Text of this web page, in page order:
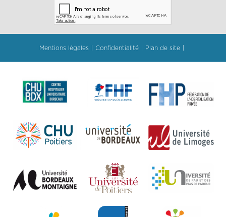
Mentions légales Confidentialité Plan de site